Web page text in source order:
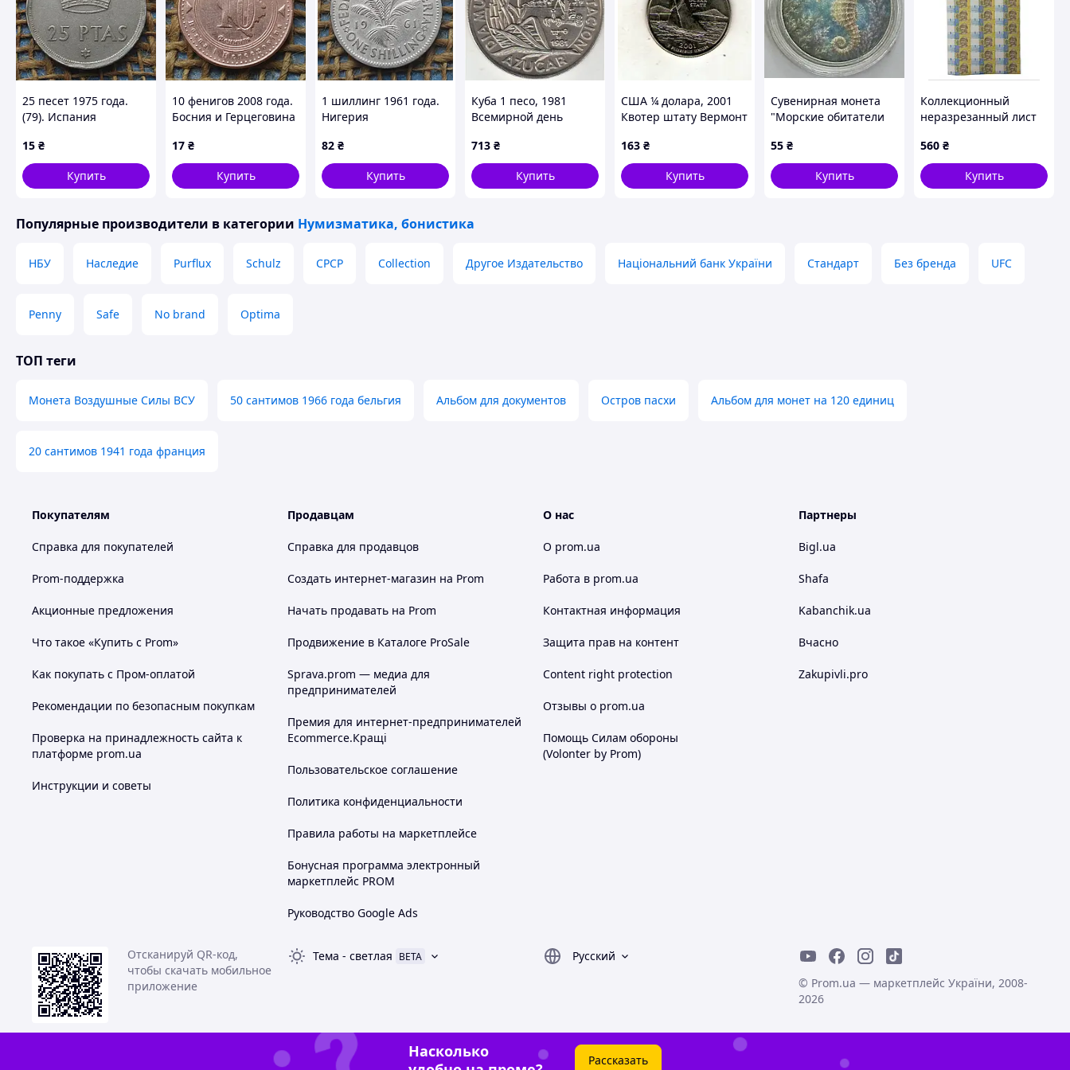
25 песет 1975 года.
(79). Испания
15 ₴
Купить
10 фенигов 2008 года.
Босния и Герцеговина
17 ₴
Купить
1 шиллинг 1961 года.
Нигерия
82 ₴
Купить
Куба 1 песо, 1981
Всемирной день
Сахарный тростник
Медно-никелевый
сплав, 11.5g, ø 30mm
713 ₴
Купить
США ¼ долара, 2001
Квотер штату Вермонт
163 ₴
Купить
Сувенирная монета
"Морские обитатели
конек (на основе 5
копеек Украины)
55 ₴
Купить
Коллекционный
неразрезанный лист
номиналом 1 грн. (30
шт. банкнот на листе
"1/2")
560 ₴
Купить
Популярные производители в категории Нумизматика, бонистика
НБУ Наследие Purflux Schulz СРСР Collection Другое Издательство Національний банк України Стандарт Без бренда UFC
Penny Safe No brand Optima
ТОП теги
Монета Воздушные Силы ВСУ 50 сантимов 1966 года бельгия Альбом для документов Остров пасхи Альбом для монет на 120 единиц
20 сантимов 1941 года франция
Покупателям
Справка для покупателей
Prom-поддержка
Акционные предложения
Что такое «Купить с Prom»
Как покупать с Пром-оплатой
Рекомендации по безопасным покупкам
Проверка на принадлежность сайта к
платформе prom.ua
Инструкции и советы
Продавцам
Справка для продавцов
Создать интернет-магазин на Prom
Начать продавать на Prom
Продвижение в Каталоге ProSale
Sprava.prom — медиа для
предпринимателей
Премия для интернет-предпринимателей
Ecommerce.Кращі
Пользовательское соглашение
Политика конфиденциальности
Правила работы на маркетплейсе
Бонусная программа электронный
маркетплейс PROM
Руководство Google Ads
О нас
О prom.ua
Работа в prom.ua
Контактная информация
Защита прав на контент
Content right protection
Отзывы о prom.ua
Помощь Силам обороны
(Volonter by Prom)
Партнеры
Bigl.ua
Shafa
Kabanchik.ua
Вчасно
Zakupivli.pro
Отсканируй QR-код,
чтобы скачать мобильное
приложение
Тема - светлая BETA
Русский
© Prom.ua — маркетплейс України, 2008-
2026
Насколько
Рассказать